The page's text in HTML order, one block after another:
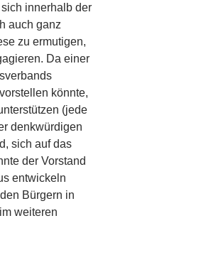
innerhalb der
auch ganz
zu ermutigen,
Da einer
könnte,
(jede
denkwürdigen
sich auf das
der Vorstand
entwickeln
Bürgern in
weiteren